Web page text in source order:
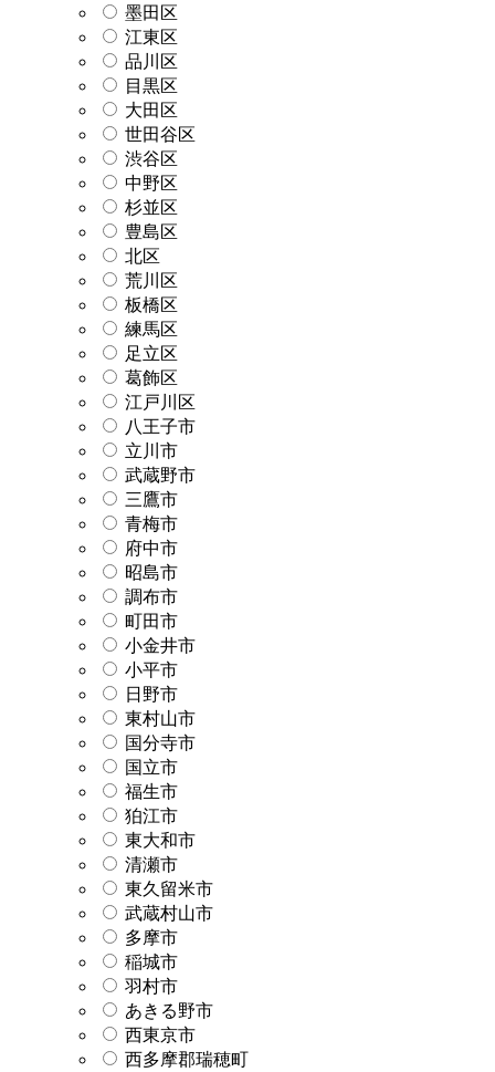
墨田区
江東区
品川区
目黒区
大田区
世田谷区
渋谷区
中野区
杉並区
豊島区
北区
荒川区
板橋区
練馬区
足立区
葛飾区
江戸川区
八王子市
立川市
武蔵野市
三鷹市
青梅市
府中市
昭島市
調布市
町田市
小金井市
小平市
日野市
東村山市
国分寺市
国立市
福生市
狛江市
東大和市
清瀬市
東久留米市
武蔵村山市
多摩市
稲城市
羽村市
あきる野市
西東京市
西多摩郡瑞穂町